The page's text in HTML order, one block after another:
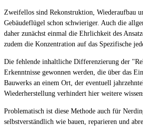
Zweifellos sind Rekonstruktion, Wiederaufbau
Gebäudeflügel schon schwieriger. Auch die
daher zunächst einmal die Ehrlichkeit des
zudem die Konzentration auf das Spezifische
Die fehlende inhaltliche Differenzierung der
Erkenntnisse gewonnen werden, die über das
Bauwerks an einem Ort, der eventuell
Wiederherstellung verhindert hier weitere
Problematisch ist diese Methode auch für
selbstverständlich wie bauen, reparieren und